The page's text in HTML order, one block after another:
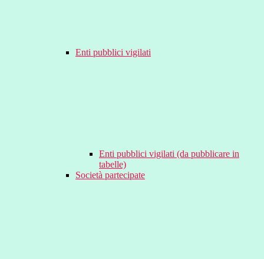
Enti pubblici vigilati
Enti pubblici vigilati (da pubblicare in
tabelle)
Società partecipate